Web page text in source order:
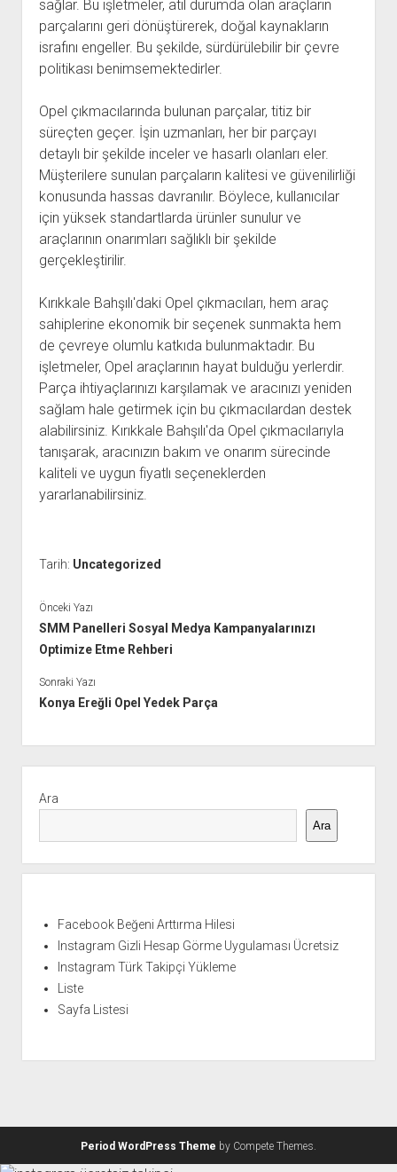
sağlar. Bu işletmeler, atıl durumda olan araçların
parçalarını geri dönüştürerek, doğal kaynakların
israfını engeller. Bu şekilde, sürdürülebilir bir çevre
politikası benimsemektedirler.
Opel çıkmacılarında bulunan parçalar, titiz bir
süreçten geçer. İşin uzmanları, her bir parçayı
detaylı bir şekilde inceler ve hasarlı olanları eler.
Müşterilere sunulan parçaların kalitesi ve güvenilirliği
konusunda hassas davranılır. Böylece, kullanıcılar
için yüksek standartlarda ürünler sunulur ve
araçlarının onarımları sağlıklı bir şekilde
gerçekleştirilir.
Kırıkkale Bahşılı'daki Opel çıkmacıları, hem araç
sahiplerine ekonomik bir seçenek sunmakta hem
de çevreye olumlu katkıda bulunmaktadır. Bu
işletmeler, Opel araçlarının hayat bulduğu yerlerdir.
Parça ihtiyaçlarınızı karşılamak ve aracınızı yeniden
sağlam hale getirmek için bu çıkmacılardan destek
alabilirsiniz. Kırıkkale Bahşılı'da Opel çıkmacılarıyla
tanışarak, aracınızın bakım ve onarım sürecinde
kaliteli ve uygun fiyatlı seçeneklerden
yararlanabilirsiniz.
Tarih: Uncategorized
Önceki Yazı
SMM Panelleri Sosyal Medya Kampanyalarınızı
Optimize Etme Rehberi
Sonraki Yazı
Konya Ereğli Opel Yedek Parça
Menü
Ara
Ara
Facebook Beğeni Arttırma Hilesi
Instagram Gizli Hesap Görme Uygulaması Ücretsiz
Instagram Türk Takipçi Yükleme
Liste
Sayfa Listesi
Period WordPress Theme by Compete Themes.